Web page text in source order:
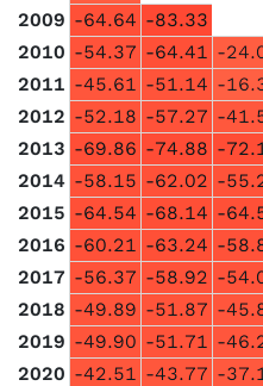
2009 -64.64 -83.33
2010 -54.37 -64.41 -
2011 -45.61 -51.14 -
2012 -52.18 -57.27 -
2013 -69.86 -74.88 -
2014 -58.15 -62.02 -
2015 -64.54 -68.14 -
2016 -60.21 -63.24 -
2017 -56.37 -58.92 -
2018 -49.89 -51.87 -
2019 -49.90 -51.71 -
2020 -42.51 -43.77 -